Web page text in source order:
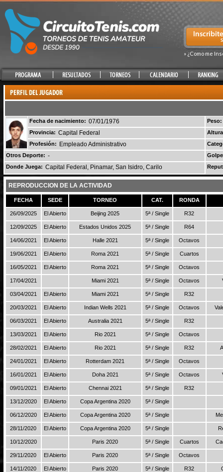
» ¿Como me
Fecha de nacimiento: 07/01/1976
Peso:
Provincia: Capital Federal
Profesión:
Empleado Administrativo
Otros Deporte: -
Donde Juega: Capital Federal, Pinamar, San Isidro, Carilo
REPRODUCCION DE LA ACTIVIDAD
FECHA SEDE TORNEO CAT. RONDA
26/09/2025 El Abierto Beijing 2025 5ª / Single R32
12/09/2025 El Abierto Estados Unidos 2025 5ª / Single R64
14/06/2021 El Abierto Halle 2021 5ª / Single Octavos
19/06/2021 El Abierto Roma 2021 5ª / Single Cuartos
16/05/2021 El Abierto Roma 2021 5ª / Single Octavos
17/04/2021 Miami 2021 5ª / Single Octavos
03/04/2021 El Abierto Miami 2021 5ª / Single R32
20/03/2021 El Abierto Indian Wells 2021 5ª / Single Octavos
06/03/2021 El Abierto Australia 2021 5ª / Single R32
13/03/2021 El Abierto Rio 2021 5ª / Single Octavos
28/02/2021 El Abierto Rio 2021 5ª / Single R32
24/01/2021 El Abierto Rotterdam 2021 5ª / Single Octavos
16/01/2021 El Abierto Doha 2021 5ª / Single Octavos
09/01/2021 El Abierto Chennai 2021 5ª / Single R32
13/12/2020 El Abierto Copa Argentina 2020 5ª / Single
06/12/2020 El Abierto Copa Argentina 2020 5ª / Single
28/11/2020 El Abierto Copa Argentina 2020 5ª / Single
10/12/2020 Paris 2020 5ª / Single Cuartos
29/11/2020 El Abierto Paris 2020 5ª / Single Octavos
14/11/2020 El Abierto Paris 2020 5ª / Single R32